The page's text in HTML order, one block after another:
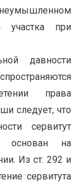
участка при
давности
права
следует, что
сервитут
основан на
Из ст. 292 и
сервитута